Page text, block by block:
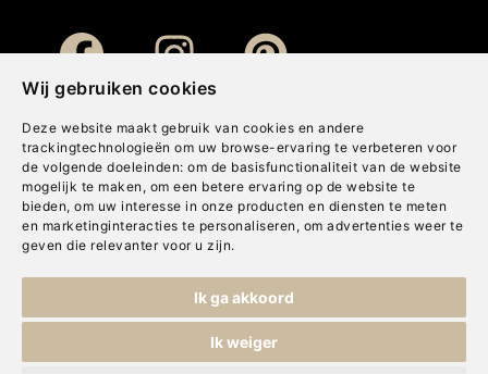
Wij gebruiken cookies
Deze website maakt gebruik van cookies en andere
trackingtechnologieën om uw browse-ervaring te verbeteren voor
de volgende doeleinden: om de basisfunctionaliteit van de website
mogelijk te maken , om een betere ervaring op de website te
bieden, om uw interesse in onze producten en diensten te meten
en marketinginteracties te personaliseren , om advertenties weer te
geven die relevanter voor u zijn.
Ik ga akkoord
Ik weiger
Cookies